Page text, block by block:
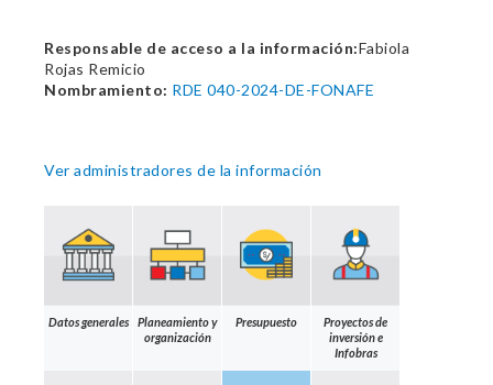
Responsable de acceso a la información:Fabiola
Rojas Remicio
Nombramiento: RDE 040-2024-DE-FONAFE
Ver administradores de la información
Datos generales
Planeamiento y
organización
Presupuesto
Proyectos de
inversión e
Infobras